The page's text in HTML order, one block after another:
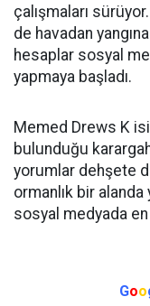
çalışmaları
de havadan
hesaplar sosyal
yapmaya başladı.
Memed Drews K
bulunduğu
yorumlar dehşete
ormanlık bir
sosyal medyada en
Goo